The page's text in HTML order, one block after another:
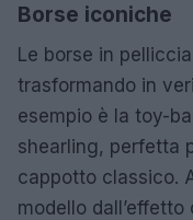
Borse iconiche
Le borse in
trasformando in
esempio è la toy-
shearling, perfetta
cappotto classico.
modello